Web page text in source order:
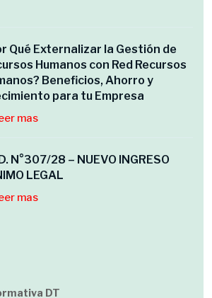
Qué Externalizar la Gestión de
Humanos con Red Recursos
Beneficios, Ahorro y
para tu Empresa
mas
N°307/28 – NUEVO INGRESO
LEGAL
mas
DT